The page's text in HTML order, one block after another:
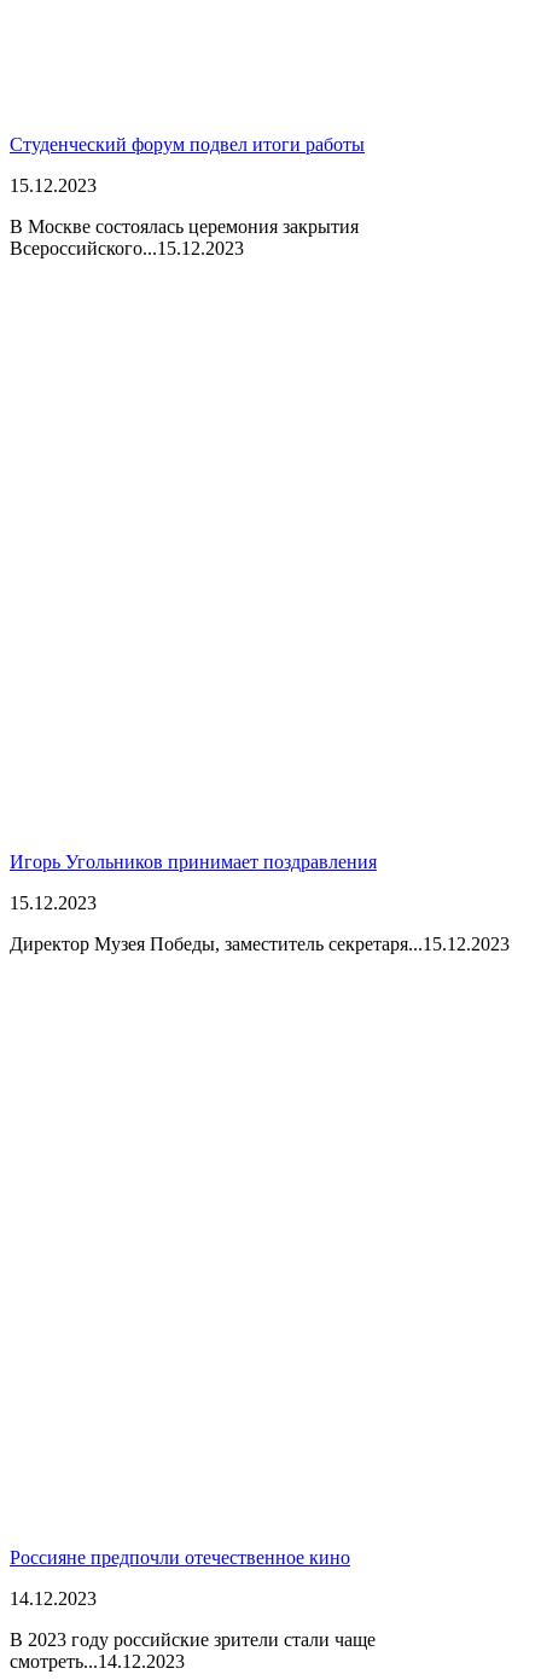
Студенческий форум подвел итоги работы
15.12.2023
В Москве состоялась церемония закрытия
Всероссийского...15.12.2023
Игорь Угольников принимает поздравления
15.12.2023
Директор Музея Победы, заместитель секретаря...15.12.2023
Россияне предпочли отечественное кино
14.12.2023
В 2023 году российские зрители стали чаще
смотреть...14.12.2023